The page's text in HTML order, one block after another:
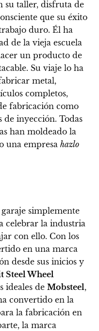
su taller, disfruta de
que su éxito
duro. Él ha
de la vieja escuela
un producto de
Su viaje lo ha
metal,
completos,
fabricación como
de inyección. Todas
han moldeado la
una empresa hazlo
simplemente
celebrar la industria
con ello. Con los
en una marca
desde sus inicios y
Steel Wheel
ideales de Mobsteel,
convertido en la
la fabricación en
la marca